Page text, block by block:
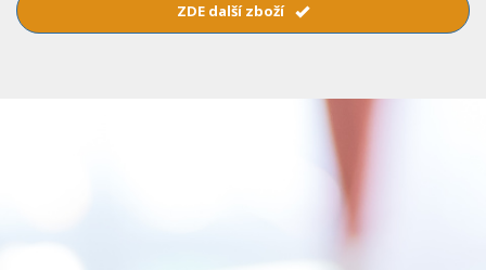
ZDE další zboží